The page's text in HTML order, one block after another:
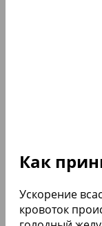
Как
Ускорение
кровоток